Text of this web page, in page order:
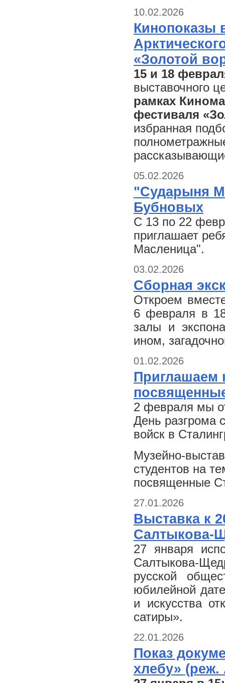
10.02.2026
Кинопоказы
«Золотой
15 и 18
выставочного
рамках
фестиваля
избранная
05.02.2026
"Сударыня
Бубновых
С 13 по 22
приглашает
Масленица".
03.02.2026
Сборная
Откроем
6 февраля в
залы и
ином,
01.02.2026
Приглашаем
2 февраля мы
День разгрома
войск в
Музейно-
студентов на
посвященные
27.01.2026
Выставка к
Салтыкова-
27 января
Салтыкова-
русской
юбилейной
и искусства
сатиры».
22.01.2026
Показ
хлебу»